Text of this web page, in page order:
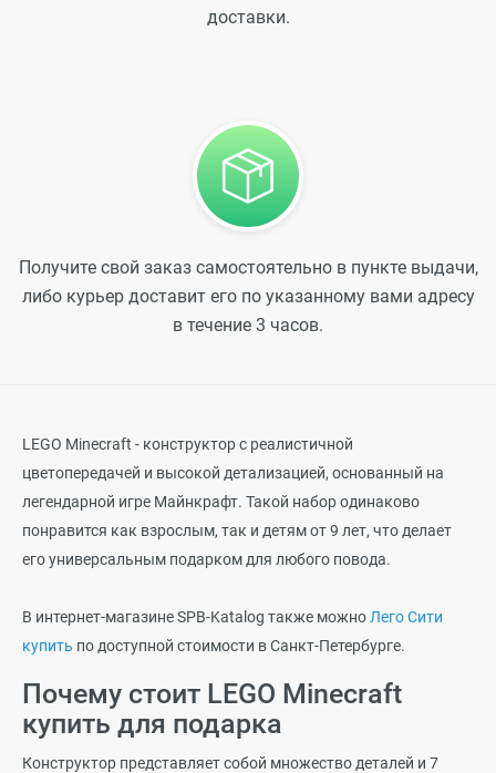
доставки.
Получите свой заказ самостоятельно в пункте выдачи,
либо курьер доставит его по указанному вами адресу
в течение 3 часов.
LEGO Minecraft - конструктор с реалистичной
цветопередачей и высокой детализацией, основанный на
легендарной игре Майнкрафт. Такой набор одинаково
понравится как взрослым, так и детям от 9 лет, что делает
его универсальным подарком для любого повода.
В интернет-магазине SPB-Katalog также можно Лего Сити
купить по доступной стоимости в Санкт-Петербурге.
Почему стоит LEGO Minecraft
купить для подарка
Конструктор представляет собой множество деталей и 7